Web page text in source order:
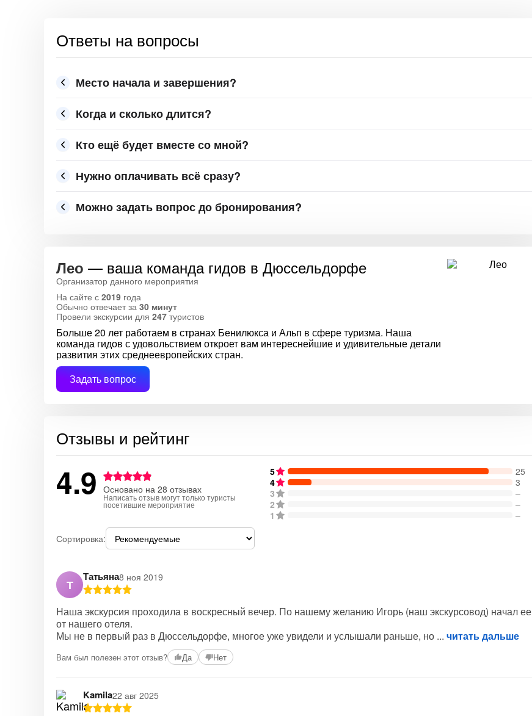
Ответы на вопросы
Место начала и завершения?
Когда и сколько длится?
Кто ещё будет вместе со мной?
Нужно оплачивать всё сразу?
Можно задать вопрос до бронирования?
Лео — ваша команда гидов в Дюссельдорфе
Организатор данного мероприятия
На сайте с 2019 года
Обычно отвечает за 30 минут
Провели экскурсии для 247 туристов
Больше 20 лет работаем в странах Бенилюкса и Альп в сфере туризма. Наша
команда гидов с удовольствием откроет вам интереснейшие и удивительные детали
развития этих среднеевропейских стран.
Задать вопрос
Отзывы и рейтинг
4.9 Основано на 28 отзывах
Написать отзыв могут только туристы
посетившие мероприятие
5
25
4
3
3
–
2
–
1
–
Сортировка:
Т
Татьяна8 ноя 2019
Наша экскурсия проходила в воскресный вечер. По нашему желанию Игорь (наш экскурсовод) начал ее
от нашего отеля.
Мы не в первый раз в Дюссельдорфе, многое уже увидели и услышали раньше, но
читать дальше
Вам был полезен этот отзыв? Да Нет
Kamila22 авг 2025